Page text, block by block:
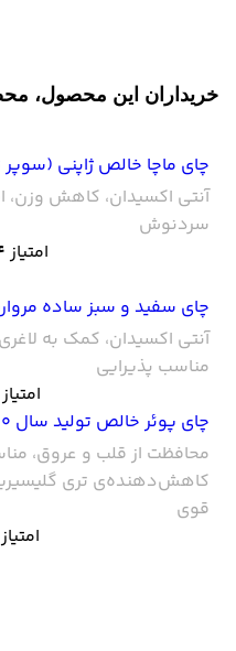
خریداران این محصول،
چای ماچا خالص ژاپنی
آنتی اکسیدان، کاهش وزن،
سردنوش
امتیاز
چای سفید و سبز ساده
آنتی اکسیدان، کمک به
مناسب پذیرایی
امتیاز
چای پوئر خالص تولید سال 2010
محافظت از قلب و عروق،
کاهش‌دهنده‌ی تری
قوی
امتیاز